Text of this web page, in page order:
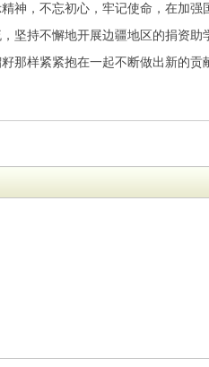
神，不忘初心，牢记使命，在加
坚持不懈地开展边疆地区的捐资助
那样紧紧抱在一起不断做出新的贡